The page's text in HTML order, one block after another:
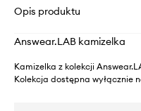
Opis produktu
Answear.LAB kamizelka
Kamizelka z kolekcji
Kolekcja dostępna wyłącznie